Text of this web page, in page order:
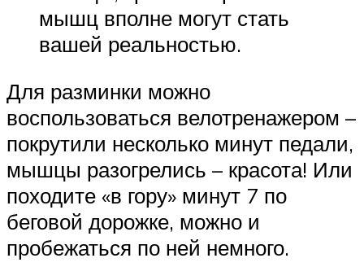
мышц вполне могут стать
вашей реальностью.
Для разминки можно
воспользоваться велотренажером –
покрутили несколько минут педали,
мышцы разогрелись – красота! Или
походите «в гору» минут 7 по
беговой дорожке, можно и
пробежаться по ней немного.